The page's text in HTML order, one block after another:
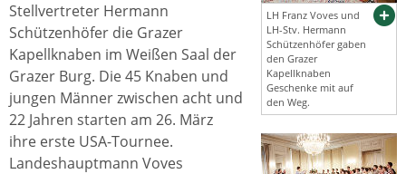
LH Franz Voves und
LH-Stv. Hermann
Schützenhöfer gaben
den Grazer
Kapellknaben
Geschenke mit auf
den Weg.
Stellvertreter Hermann
Schützenhöfer die Grazer
Kapellknaben im Weißen Saal der
Grazer Burg. Die 45 Knaben und
jungen Männer zwischen acht und
22 Jahren starten am 26. März
ihre erste USA-Tournee.
Landeshauptmann Voves